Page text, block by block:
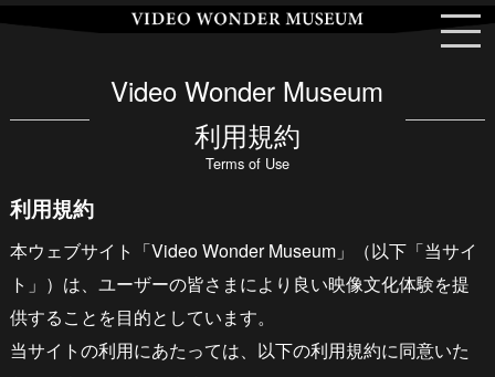
Video Wonder Museum
利用規約
Terms of Use
利用規約
本ウェブサイト「Video Wonder Museum」（以下「当サイ
ト」）は、ユーザーの皆さまにより良い映像文化体験を提
供することを目的としています。
当サイトの利用にあたっては、以下の利用規約に同意いた